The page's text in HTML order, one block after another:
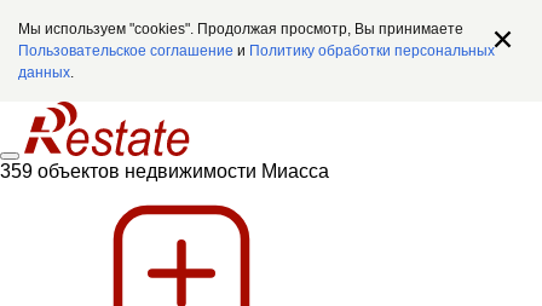
Мы используем "cookies". Продолжая просмотр, Вы принимаете
Пользовательское соглашение и Политику обработки персональных
данных.
359 объектов недвижимости Миасса